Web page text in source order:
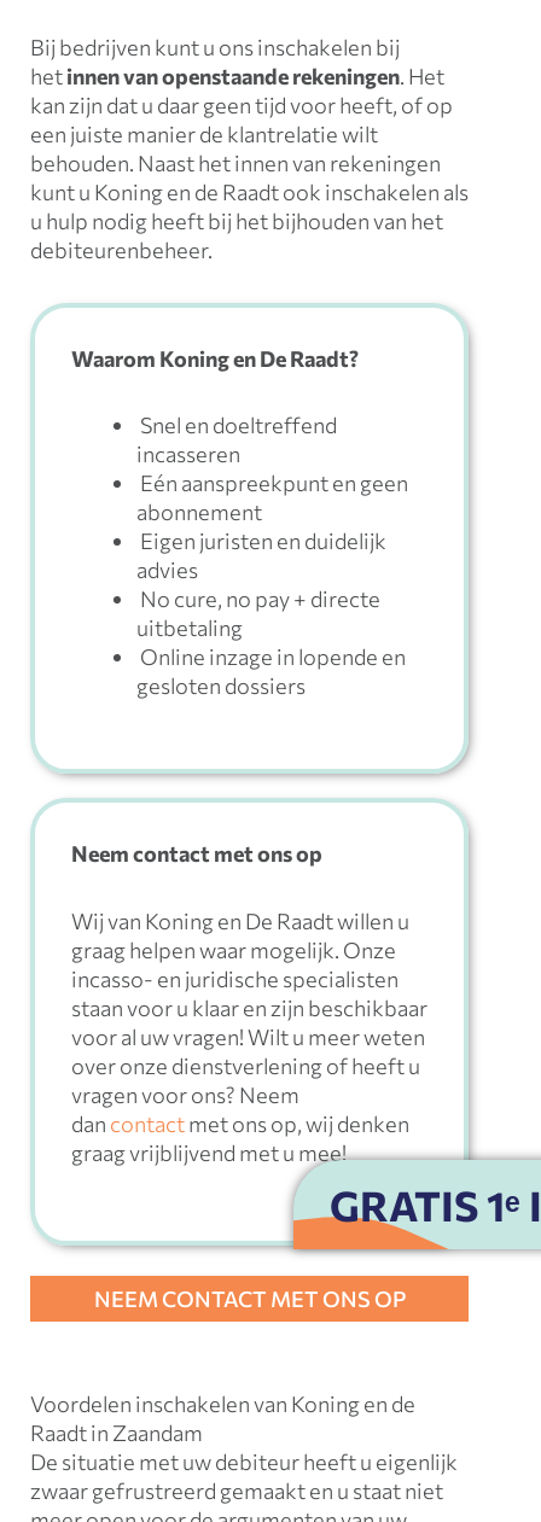
GRATIS
Bij bedrijven kunt u ons inschakelen bij
hetinnen van openstaande rekeningen. Het
kan zijn dat u daar geen tijd voor heeft, of op
een juiste manier de klantrelatie wilt
behouden. Naast het innen van rekeningen
kunt u Koning en de Raadt ook inschakelen als
u hulp nodig heeft bij het bijhouden van het
debiteurenbeheer.
Waarom Koning en De Raadt?
Snel en doeltreffend
incasseren
Eén aanspreekpunt en geen
abonnement
Eigen juristen en duidelijk
advies
No cure, no pay + directe
uitbetaling
Online inzage in lopende en
gesloten dossiers
Neem contact met ons op
Wij van Koning en De Raadt willen u
graag helpen waar mogelijk. Onze
incasso- en juridische specialisten
staan voor u klaar en zijn beschikbaar
voor al uw vragen! Wilt u meer weten
over onze dienstverlening of heeft u
vragen voor ons? Neem
dan contactmet ons op, wij denken
graag vrijblijvend met u mee!
NEEM CONTACT MET ONS OP
Voordelen inschakelen van Koning en de
Raadt in Zaandam
De situatie met uw debiteur heeft u eigenlijk
zwaar gefrustreerd gemaakt en u staat niet